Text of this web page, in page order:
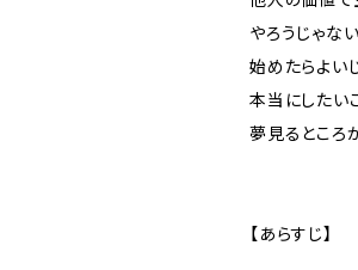
やろうじゃな
始めたらよい
本当にしたい
夢見るところ
【あらすじ】